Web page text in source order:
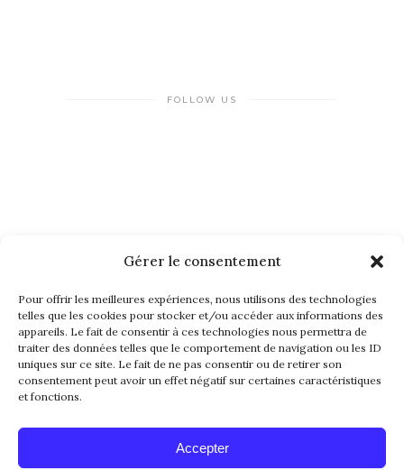
Gérer le consentement
Pour offrir les meilleures expériences, nous utilisons des technologies
telles que les cookies pour stocker et/ou accéder aux informations des
appareils. Le fait de consentir à ces technologies nous permettra de
traiter des données telles que le comportement de navigation ou les ID
uniques sur ce site. Le fait de ne pas consentir ou de retirer son
consentement peut avoir un effet négatif sur certaines caractéristiques
et fonctions.
Accepter
FOLLOW US